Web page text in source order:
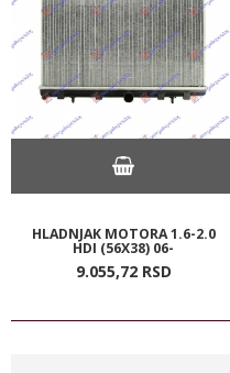
HLADNJAK MOTORA 1.6-2.0
HDI (56X38) 06-
9.055,72 RSD